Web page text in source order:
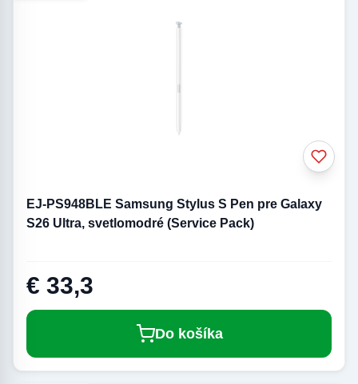
EJ-PS948BLE Samsung Stylus S Pen pre Galaxy
S26 Ultra, svetlomodré (Service Pack)
€ 33,3
Do košíka